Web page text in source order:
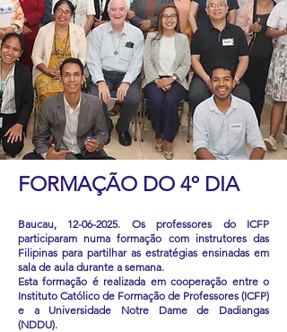
FORMAÇÃO DO 4º DIA
Baucau, 12-06-2025. Os professores do ICFP
participaram numa formação com instrutores das
Filipinas para partilhar as estratégias ensinadas em
sala de aula durante a semana.
Esta formação é realizada em cooperação entre o
Instituto Católico de Formação de Professores (ICFP)
e a Universidade Notre Dame de Dadiangas
(NDDU).